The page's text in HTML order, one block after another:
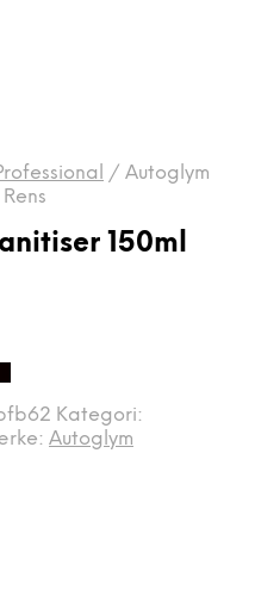
/ Autoglym
150ml
Kategori:
Autoglym